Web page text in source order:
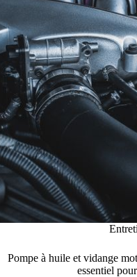
Pompe à huile et vidange
essentiel